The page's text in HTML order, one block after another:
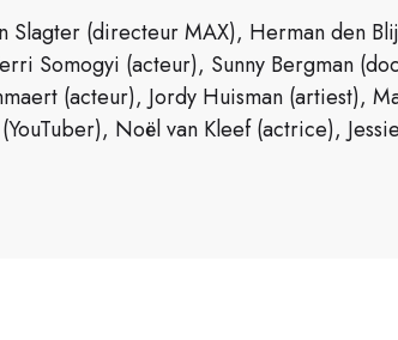
Slagter (directeur MAX), Herman den
Somogyi (acteur), Sunny Bergman
(acteur), Jordy Huisman (artiest),
Noël van Kleef (actrice),